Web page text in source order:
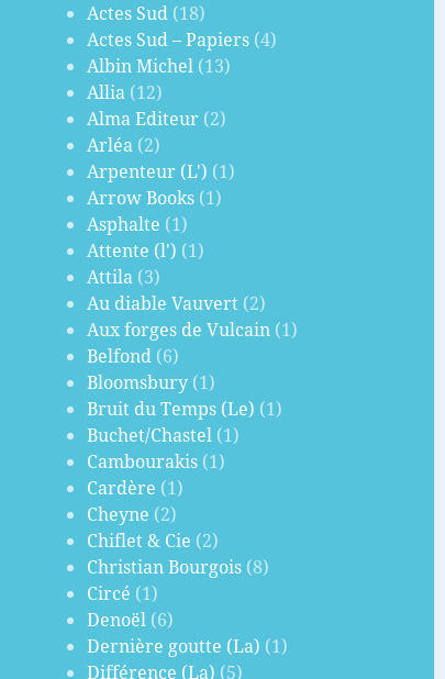
Actes Sud (18)
Actes Sud – Papiers (4)
Albin Michel (13)
Allia (12)
Alma Editeur (2)
Arléa (2)
Arpenteur (L') (1)
Arrow Books (1)
Asphalte (1)
Attente (l') (1)
Attila (3)
Au diable Vauvert (2)
Aux forges de Vulcain (1)
Belfond (6)
Bloomsbury (1)
Bruit du Temps (Le) (1)
Buchet/Chastel (1)
Cambourakis (1)
Cardère (1)
Cheyne (2)
Chiflet & Cie (2)
Christian Bourgois (8)
Circé (1)
Denoël (6)
Dernière goutte (La) (1)
Différence (La) (5)